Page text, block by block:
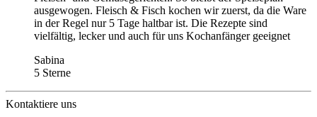
ausgewogen. Fleisch & Fisch kochen wir zuerst, da die Ware
in der Regel nur 5 Tage haltbar ist. Die Rezepte sind
vielfältig, lecker und auch für uns Kochanfänger geeignet
Sabina
5 Sterne
Kontaktiere uns